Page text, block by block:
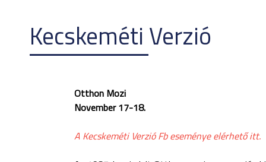
Kecskeméti Verzió
Otthon Mozi
November 17-18.
A Kecskeméti Verzió Fb eseménye elérhető itt.